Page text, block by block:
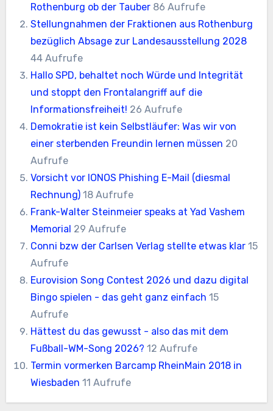
Rothenburg ob der Tauber 86 Aufrufe
Stellungnahmen der Fraktionen aus Rothenburg
bezüglich Absage zur Landesausstellung 2028
44 Aufrufe
Hallo SPD, behaltet noch Würde und Integrität
und stoppt den Frontalangriff auf die
Informationsfreiheit! 26 Aufrufe
Demokratie ist kein Selbstläufer: Was wir von
einer sterbenden Freundin lernen müssen 20
Aufrufe
Vorsicht vor IONOS Phishing E-Mail (diesmal
Rechnung) 18 Aufrufe
Frank-Walter Steinmeier speaks at Yad Vashem
Memorial 29 Aufrufe
Conni bzw der Carlsen Verlag stellte etwas klar 15
Aufrufe
Eurovision Song Contest 2026 und dazu digital
Bingo spielen - das geht ganz einfach 15
Aufrufe
Hättest du das gewusst - also das mit dem
Fußball-WM-Song 2026? 12 Aufrufe
Termin vormerken Barcamp RheinMain 2018 in
Wiesbaden 11 Aufrufe